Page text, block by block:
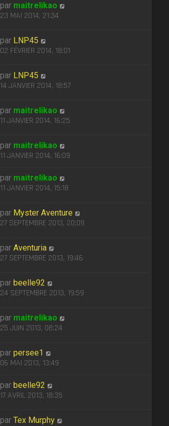
par maitrelikao
23 MAI 2014, 21:34
par LNP45
02 FÉVRIER 2014, 18:01
par LNP45
14 JANVIER 2014, 18:57
par maitrelikao
11 JANVIER 2014, 16:25
par maitrelikao
11 JANVIER 2014, 16:09
par maitrelikao
11 JANVIER 2014, 15:18
par Myster Aventure
27 SEPTEMBRE 2013, 20:09
parAventuria
27 SEPTEMBRE 2013, 19:46
parbeelle92
24 SEPTEMBRE 2013, 19:59
par maitrelikao
25 JUIN 2013, 08:24
parpersee1
06 MAI 2013, 13:49
parbeelle92
17 AVRIL 2013, 18:35
parTex Murphy